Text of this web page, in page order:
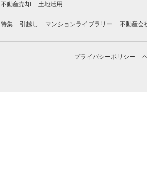
不動産売却 土地活用
特集 引越し マンションライブラリー 不動産会
プライバシーポリシー